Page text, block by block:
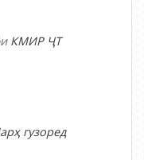
КМИР ҶТ
гузореддар